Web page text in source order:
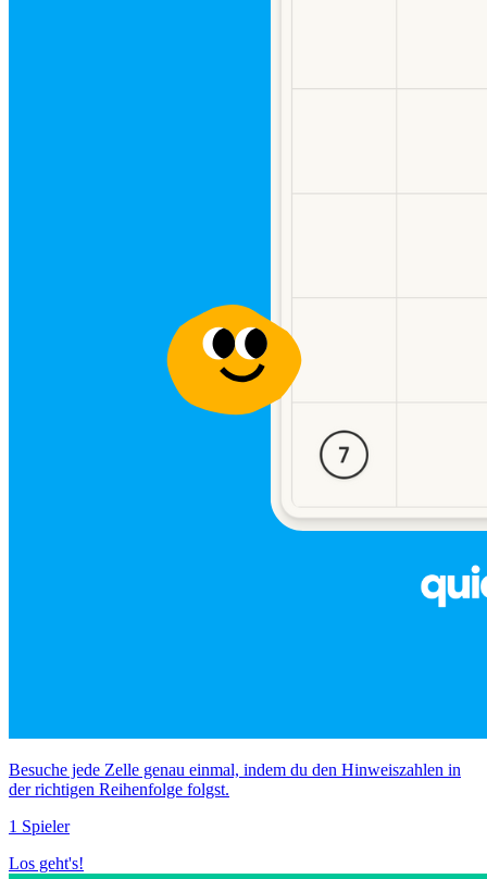
Besuche jede Zelle genau einmal, indem du den Hinweiszahlen in
der richtigen Reihenfolge folgst.
1 Spieler
Los geht's!